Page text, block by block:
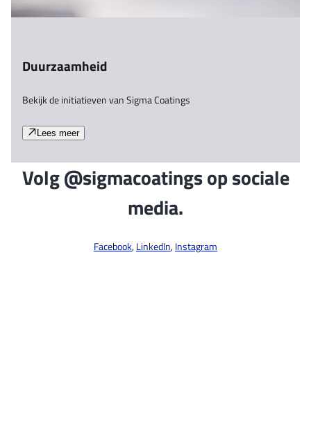
Duurzaamheid
Bekijk de initiatieven van Sigma Coatings
Lees meer
Volg @sigmacoatings op sociale
media.
Facebook,LinkedIn,Instagram